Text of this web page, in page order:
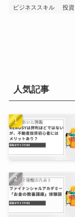
ビジネススキル
投資
人気記事